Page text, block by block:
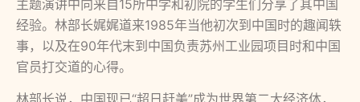
主题演讲中向来自15所中学和初院的学生们分享了其中国
经验。林部长娓娓道来1985年当他初次到中国时的趣闻轶
事，以及在90年代末到中国负责苏州工业园项目时和中国
官员打交道的心得。